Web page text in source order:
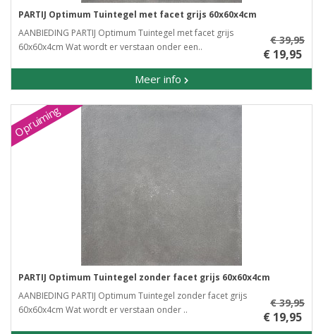
PARTIJ Optimum Tuintegel met facet grijs 60x60x4cm
AANBIEDING PARTIJ Optimum Tuintegel met facet grijs
60x60x4cm Wat wordt er verstaan onder een..
Meer info
€ 39,95
€ 19,95
Opruiming
PARTIJ Optimum Tuintegel zonder facet grijs 60x60x4cm
AANBIEDING PARTIJ Optimum Tuintegel zonder facet grijs
60x60x4cm Wat wordt er verstaan onder ..
€ 39,95
€ 19,95